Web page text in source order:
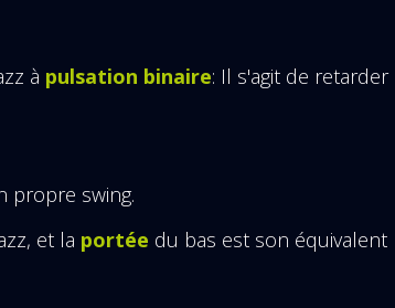
à pulsation binaire: Il s'agit de retarder
propre swing.
et la portée du bas est son équivalent